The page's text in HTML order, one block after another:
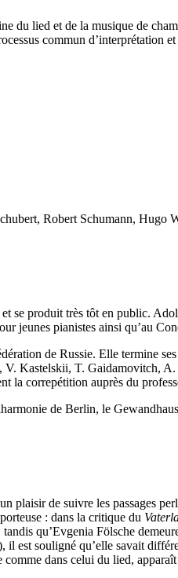
du lied et de la musique de
commun d’interprétation
Robert Schumann, Hugo
se produit très tôt en public.
jeunes pianistes ainsi qu’au
de Russie. Elle termine
V. Kastelskii, T. Gaidamovitch,
correpétition auprès du
de Berlin, le
de suivre les passages
: dans la critique du
qu’Evgenia Fölsche
il est souligné qu’elle savait
dans celui du lied,